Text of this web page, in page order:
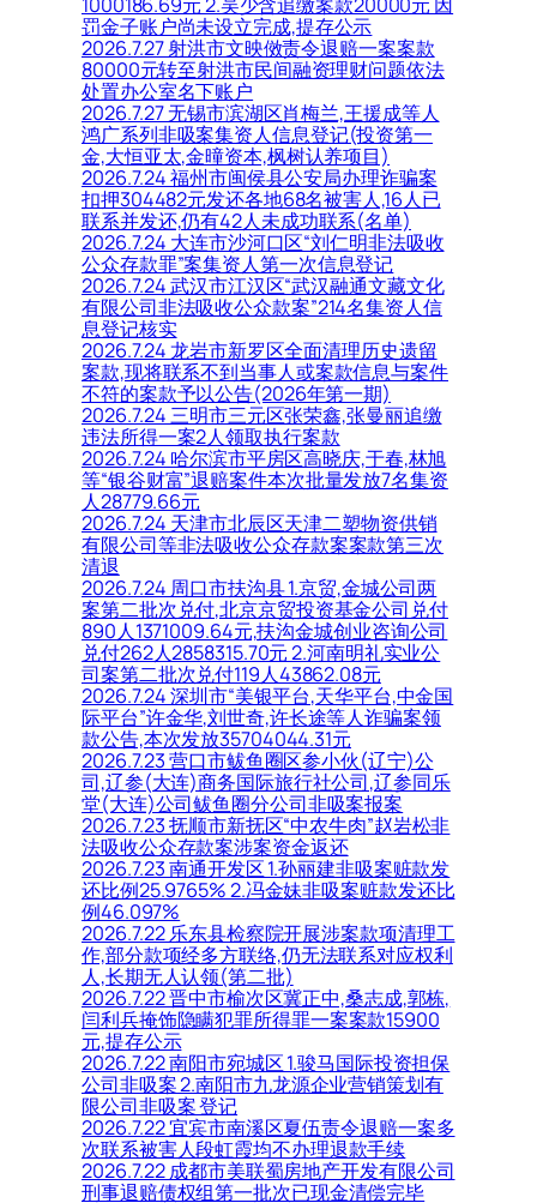
罚金子账户尚未设立完成,提存公示
2026.7.27 射洪市文映傚责令退赔一案案款
80000元转至射洪市民间融资理财问题依法
处置办公室名下账户
2026.7.27 无锡市滨湖区肖梅兰,王援成等人
鸿广系列非吸案集资人信息登记(投资第一
金,大恒亚太,金曈资本,枫树认养项目)
2026.7.24 福州市闽侯县公安局办理诈骗案
扣押304482元发还各地68名被害人,16人已
联系并发还,仍有42人未成功联系(名单)
2026.7.24 大连市沙河口区“刘仁明非法吸收
公众存款罪”案集资人第一次信息登记
2026.7.24 武汉市江汉区“武汉融通文藏文化
有限公司非法吸收公众款案”214名集资人信
息登记核实
2026.7.24 龙岩市新罗区全面清理历史遗留
案款,现将联系不到当事人或案款信息与案件
不符的案款予以公告(2026年第一期)
2026.7.24 三明市三元区张荣鑫,张曼丽追缴
违法所得一案2人领取执行案款
2026.7.24 哈尔滨市平房区高晓庆,于春,林旭
等“银谷财富”退赔案件本次批量发放7名集资
人28779.66元
2026.7.24 天津市北辰区天津二塑物资供销
有限公司等非法吸收公众存款案案款第三次
清退
2026.7.24 周口市扶沟县 1.京贸,金城公司两
案第二批次兑付,北京京贸投资基金公司兑付
890人1371009.64元,扶沟金城创业咨询公司
兑付262人2858315.70元 2.河南明礼实业公
司案第二批次兑付119人43862.08元
2026.7.24 深圳市“美银平台,天华平台,中金国
际平台”许金华,刘世奇,许长途等人诈骗案领
款公告,本次发放35704044.31元
2026.7.23 营口市鲅鱼圈区参小伙(辽宁)公
司,辽参(大连)商务国际旅行社公司,辽参同乐
堂(大连)公司鲅鱼圈分公司非吸案报案
2026.7.23 抚顺市新抚区“中农牛肉”赵岩松非
法吸收公众存款案涉案资金返还
2026.7.23 南通开发区 1.孙丽建非吸案赃款发
还比例25.9765% 2.冯金妹非吸案赃款发还比
例46.097%
2026.7.22 乐东县检察院开展涉案款项清理工
作,部分款项经多方联络,仍无法联系对应权利
人,长期无人认领(第二批)
2026.7.22 晋中市榆次区冀正中,桑志成,郭栋,
闫利兵掩饰隐瞒犯罪所得罪一案案款15900
元,提存公示
2026.7.22 南阳市宛城区 1.骏马国际投资担保
公司非吸案 2.南阳市九龙源企业营销策划有
限公司非吸案 登记
2026.7.22 宜宾市南溪区夏伍责令退赔一案多
次联系被害人段虹霞均不办理退款手续
2026.7.22 成都市美联蜀房地产开发有限公司
刑事退赔债权组第一批次已现金清偿完毕